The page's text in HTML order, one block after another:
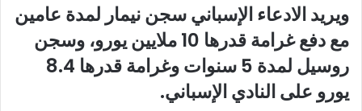
ويريد الادعاء الإسباني سجن نيمار لمدة عامين
مع دفع غرامة قدرها 10 ملايين يورو، وسجن
روسيل لمدة 5 سنوات وغرامة قدرها 8.4
يورو على النادي الإسباني.